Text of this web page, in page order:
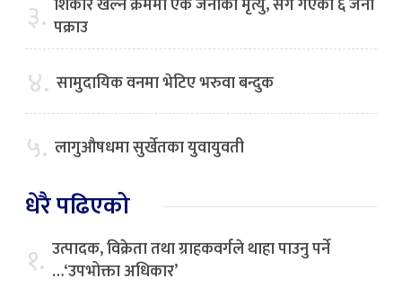
३. शिकार खेल्ने क्रममा एक जनाको मृत्यु, सँगै गएका ६ जना
पक्राउ
४. सामुदायिक वनमा भेटिए भरुवा बन्दुक
५. लागुऔषधमा सुर्खेतका युवायुवती
धेरै पढिएको
१. उत्पादक, विक्रेता तथा ग्राहकवर्गले थाहा पाउनु पर्ने
…‘उपभोक्ता अधिकार’